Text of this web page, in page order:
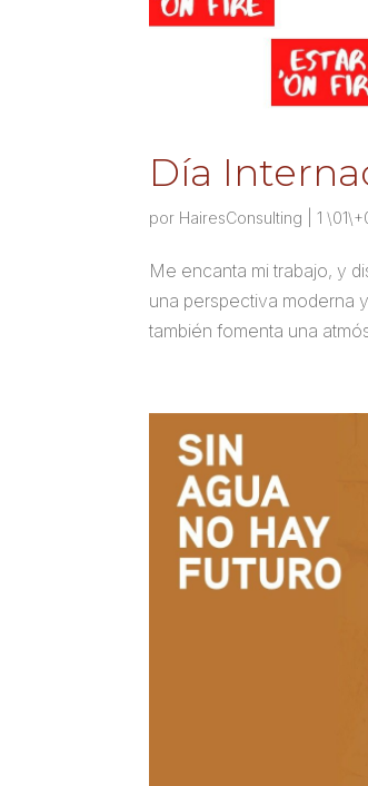
Día
por HairesConsulting |1
Me encanta mi trabajo, y
una perspectiva moderna
también fomenta una